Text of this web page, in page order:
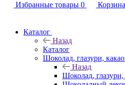
Избранные товары 0 Корзина
Каталог
Назад
Каталог
Шоколад, глазури, какао
Назад
Шоколад, глазури,